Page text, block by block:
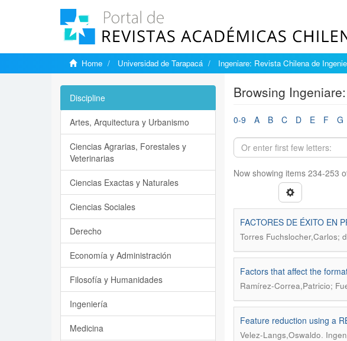
Home Universidad de Tarapacá Ingeniare: Revista Chilena de
Browsing
0-9 A B C D E F G
Now showing items 234-253
FACTORES DE ÉXITO EN
Torres Fuchslocher,Carlos;
Factors that affect the
Ramírez-Correa,Patricio;
Feature reduction using a
Velez-Langs,Oswaldo.
Discipline
Artes, Arquitectura y Urbanismo
Ciencias Agrarias, Forestales y
Veterinarias
Ciencias Exactas y Naturales
Ciencias Sociales
Derecho
Economía y Administración
Filosofía y Humanidades
Ingeniería
Medicina